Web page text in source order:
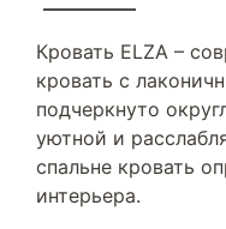
Кровать ELZA –
кровать с
подчеркнуто
уютной и
спальне кровать
интерьера.